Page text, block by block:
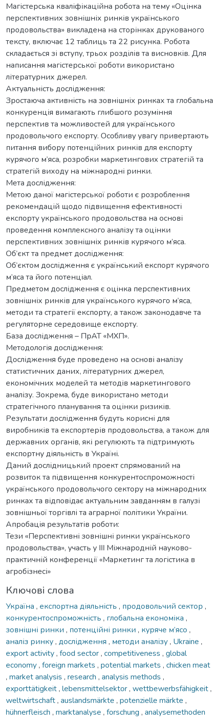
Магістерська кваліфікаційна робота на тему «Оцінка
перспективних зовнішніх ринків українського
продовольства» викладена на сторінках друкованого
тексту, включає 12 таблиць та 22 рисунка. Робота
складається зі вступу, трьох розділів та висновків. Для
написання магістерської роботи використано
літературних джерел.
Актуальність дослідження:
Зростаюча активність на зовнішніх ринках та глобальна
конкуренція вимагають глибшого розуміння
перспектив та можливостей для українського
продовольчого експорту. Особливу увагу привертають
питання вибору потенційних ринків для експорту
курячого м’яса, розробки маркетингових стратегій та
стратегій виходу на міжнародні ринки.
Мета дослідження:
Метою даної магістерської роботи є розроблення
рекомендацій щодо підвищення ефективності
експорту українського продовольства на основі
проведення комплексного аналізу та оцінки
перспективних зовнішніх ринків курячого м’яса.
Об’єкт та предмет дослідження:
Об’єктом дослідження є український експорт курячого
м’яса та його потенціал.
Предметом дослідження є оцінка перспективних
зовнішніх ринків для українського курячого м’яса,
методи та стратегії експорту, а також законодавче та
регуляторне середовище експорту.
База дослідження – ПрАТ «МХП».
Методологія дослідження:
Дослідження буде проведено на основі аналізу
статистичних даних, літературних джерел,
економічних моделей та методів маркетингового
аналізу. Зокрема, буде використано методи
стратегічного планування та оцінки ризиків.
Результати дослідження будуть корисні для
виробників та експортерів продовольства, а також для
державних органів, які регулюють та підтримують
експортну діяльність в Україні.
Даний дослідницький проект спрямований на
розвиток та підвищення конкурентоспроможності
українського продовольчого сектору на міжнародних
ринках та відповідає актуальним завданням в галузі
зовнішньої торгівлі та аграрної політики України.
Апробація результатів роботи:
Тези «Перспективні зовнішні ринки українського
продовольства», участь у ІІІ Міжнародній науково-
практичній конференції «Маркетинг та логістика в
агробізнесі»
Ключові слова
Україна , експортна діяльність , продовольчий сектор ,
конкурентоспроможність , глобальна економіка ,
зовнішні ринки , потенційні ринки , куряче м’ясо ,
аналіз ринку, дослідження , методи аналізу, Ukraine ,
export activity, food sector, competitiveness , global
economy, foreign markets , potential markets , chicken meat
, market analysis , research , analysis methods ,
exporttätigkeit, lebensmittelsektor, wettbewerbsfähigkeit,
weltwirtschaft, auslandsmärkte , potenzielle märkte ,
hühnerfleisch , marktanalyse , forschung , analysemethoden